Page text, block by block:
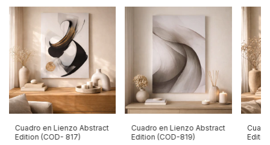
Cuadro en Lienzo Abstract
Edition (COD- 817)
Cuadro en Lienzo Abstract
Edition (COD-819)